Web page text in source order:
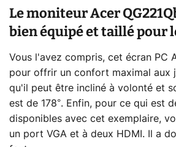
Le moniteur Acer
bien équipé et taillé pour
Vous l'avez compris, cet écran PC
pour offrir un confort maximal aux
qu'il peut être incliné à volonté et
est de 178°. Enfin, pour ce qui est
disponibles avec cet exemplaire,
un port VGA et à deux HDMI. Il a